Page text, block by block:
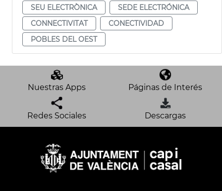
SEU ELECTRÒNICA
SEDE ELECTRÓNICA
CONNECTIVITAT
CONECTIVIDAD
POBLES DEL OEST
Nuestras Apps Páginas de Interés
Redes Sociales Descargas